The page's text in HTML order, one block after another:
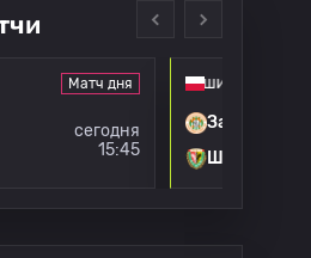
Матч дня
сегодня
15:45
Чемпионат Польши:
Заглеби
Шленск